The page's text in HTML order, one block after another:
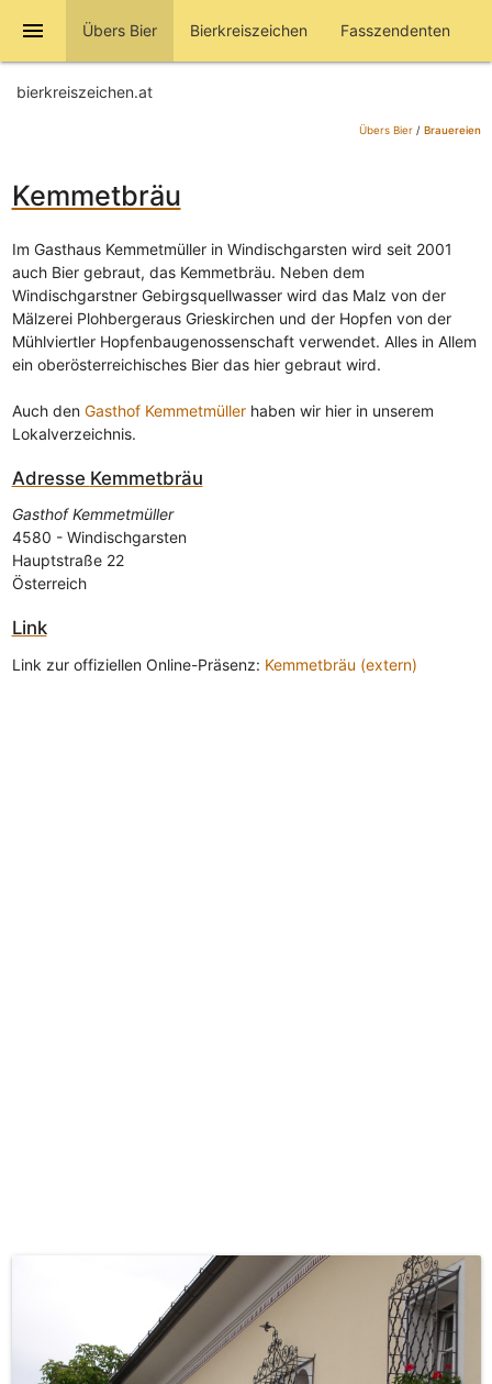
menu Übers Bier Bierkreiszeichen Fasszendenten
bierkreiszeichen.at
Übers Bier/ Brauereien
Kemmetbräu
Im Gasthaus Kemmetmüller in Windischgarsten wird seit 2001
auch Bier gebraut, das Kemmetbräu. Neben dem
Windischgarstner Gebirgsquellwasser wird das Malz von der
Mälzerei Plohbergeraus Grieskirchen und der Hopfen von der
Mühlviertler Hopfenbaugenossenschaft verwendet. Alles in Allem
ein oberösterreichisches Bier das hier gebraut wird.
Auch den Gasthof Kemmetmüllerhaben wir hier in unserem
Lokalverzeichnis.
Adresse Kemmetbräu
Gasthof Kemmetmüller
4580 - Windischgarsten
Hauptstraße 22
Österreich
Link
Link zur offiziellen Online-Präsenz: Kemmetbräu (extern)